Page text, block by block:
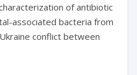
of antibiotic
associated bacteria from
conflict between